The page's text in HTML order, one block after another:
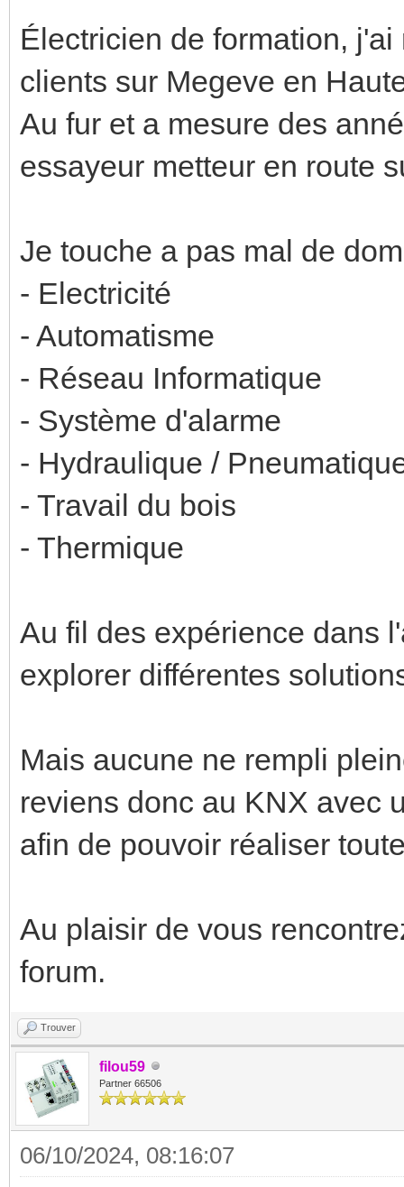
Électricien de formation,
clients sur Megeve en
Au fur et a mesure des
essayeur metteur en route
Je touche a pas mal de
- Electricité
- Automatisme
- Réseau Informatique
- Système d'alarme
- Hydraulique /
- Travail du bois
- Thermique
Au fil des expérience dans
explorer différentes
Mais aucune ne rempli
reviens donc au KNX avec
afin de pouvoir réaliser
Au plaisir de vous
forum.
Trouver
filou59
Partner 66506
06/10/2024, 08:16:07